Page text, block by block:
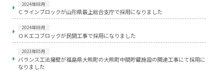
2024年08月
Ｃラインブロックが山形県最上総合支庁で採用になりました
2024年08月
ＯＫエコブロックが民間工事で採用になりました
2023年05月
バランス工法擁壁が福島県大熊町の大熊町中間貯蔵施設の関連工事にて採用に
なりました